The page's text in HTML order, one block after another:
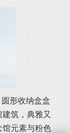
形收纳盒盒
筑，典雅又
馆元素与粉色